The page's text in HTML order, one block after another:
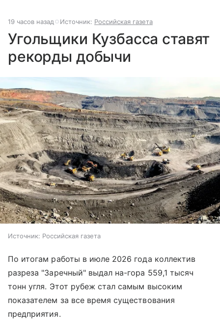
19 часов назад Источник: Российская газета
Угольщики Кузбасса ставят
рекорды добычи
Источник: Российская газета
По итогам работы в июле 2026 года коллектив
разреза "Заречный" выдал на-гора 559,1 тысяч
тонн угля. Этот рубеж стал самым высоким
показателем за все время существования
предприятия.